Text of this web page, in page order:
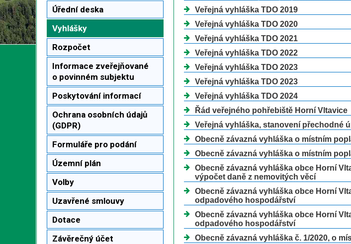
Úřední deska
Vyhlášky
Rozpočet
Informace zveřejňované
o povinném subjektu
Poskytování informací
Ochrana osobních údajů
(GDPR)
Formuláře pro podání
Územní plán
Volby
Uzavřené smlouvy
Dotace
Závěrečný účet
Veřejná vyhláška TDO 2019
Veřejná vyhláška TDO 2020
Veřejná vyhláška TDO 2021
Veřejná vyhláška TDO 2022
Veřejná vyhláška TDO 2023
Veřejná vyhláška TDO 2023
Veřejná vyhláška TDO 2024
Řád veřejného pohřebiště Horní Vltavice
Veřejná vyhláška, stanovení přechodné
Obecně závazná vyhláška o místním
Obecně závazná vyhláška o místním
Obecně závazná vyhláška obce Horní
výpočet daně z nemovitých věcí
Obecně závazná vyhláška obce Horní
odpadového hospodářství
Obecně závazná vyhláška obce Horní
odpadového hospodářství
Obecně závazná vyhláška č. 1/2020, o